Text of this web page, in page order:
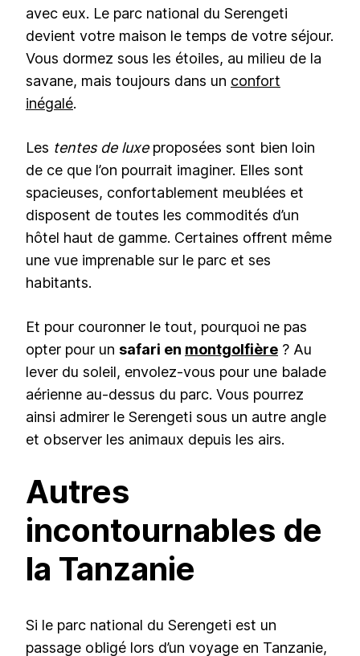
avec eux. Le parc national du Serengeti
devient votre maison le temps de votre séjour.
Vous dormez sous les étoiles, au milieu de la
savane, mais toujours dans un confort
inégalé.
Les tentes de luxeproposées sont bien loin
de ce que l’on pourrait imaginer. Elles sont
spacieuses, confortablement meublées et
disposent de toutes les commodités d’un
hôtel haut de gamme. Certaines offrent même
une vue imprenable sur le parc et ses
habitants.
Et pour couronner le tout, pourquoi ne pas
opter pour un safari en montgolfière ? Au
lever du soleil, envolez-vous pour une balade
aérienne au-dessus du parc. Vous pourrez
ainsi admirer le Serengeti sous un autre angle
et observer les animaux depuis les airs.
Autres
incontournables de
la Tanzanie
Si le parc national du Serengeti est un
passage obligé lors d’un voyage en Tanzanie,